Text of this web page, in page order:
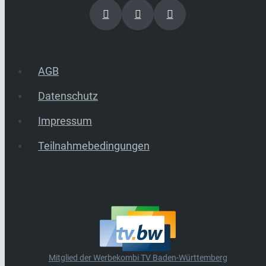
AGB
Datenschutz
Impressum
Teilnahmebedingungen
Mitglied der Werbekombi TV Baden-Württemberg